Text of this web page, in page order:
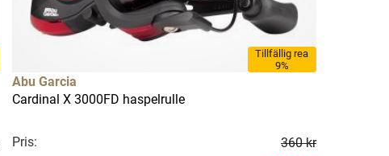
Tillfällig rea
9%
Abu Garcia
Cardinal X 3000FD haspelrulle
Pris:
360 kr